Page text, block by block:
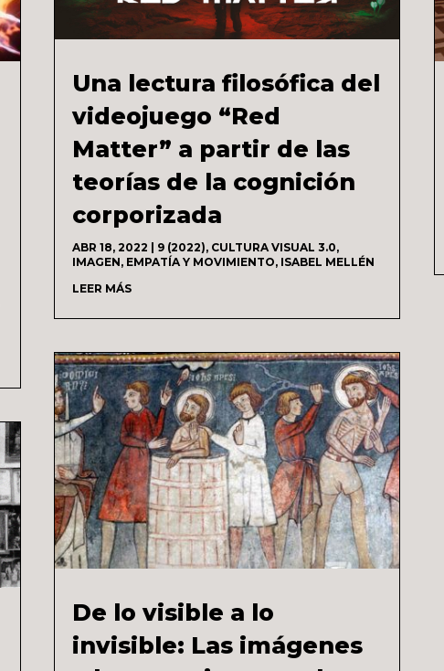
Una lectura filosófica del
videojuego “Red
Matter” a partir de las
teorías de la cognición
corporizada
ABR 18, 2022 9 (2022), CULTURA VISUAL 3.0,
IMAGEN, EMPATÍA Y MOVIMIENTO, ISABEL MELLÉN
LEER MÁS
De lo visible a lo
invisible: Las imágenes